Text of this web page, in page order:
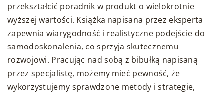
przekształcić poradnik w produkt o wielokrotnie
wyższej wartości. Książka napisana przez eksperta
zapewnia wiarygodność i realistyczne podejście do
samodoskonalenia, co sprzyja skutecznemu
rozwojowi. Pracując nad sobą z bibułką napisaną
przez specjalistę, możemy mieć pewność, że
wykorzystujemy sprawdzone metody i strategie,